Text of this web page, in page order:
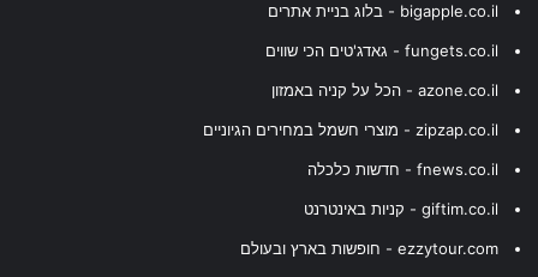
bigapple.co.il - בלוג בניית אתרים
fungets.co.il - גאדג'טים הכי שווים
azone.co.il - הכל על קניה באמזון
zipzap.co.il - מוצרי חשמל במחירים הגיוניים
fnews.co.il - חדשות כלכלה
giftim.co.il - קניות באינטרנט
ezzytour.com - חופשות בארץ ובעולם